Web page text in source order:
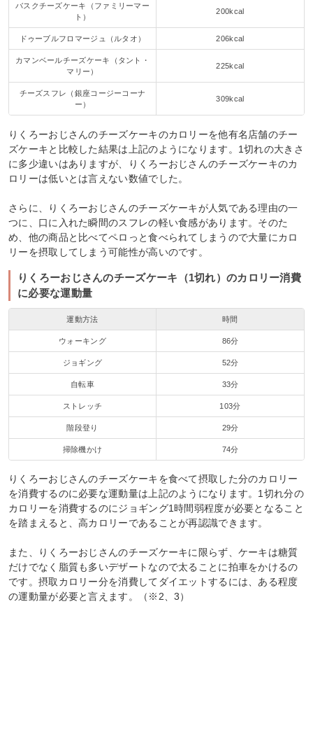
バスクチーズケーキ（ファミリーマー
ト）
200kcal
ドゥーブルフロマージュ（ルタオ） 206kcal
カマンベールチーズケーキ（タント・
マリー）
225kcal
チーズスフレ（銀座コージーコーナ
ー）
309kcal
りくろーおじさんのチーズケーキのカロリーを他有名店舗のチー
ズケーキと比較した結果は上記のようになります。1切れの大きさ
に多少違いはありますが、りくろーおじさんのチーズケーキのカ
ロリーは低いとは言えない数値でした。
さらに、りくろーおじさんのチーズケーキが人気である理由の一
つに、口に入れた瞬間のスフレの軽い食感があります。そのた
め、他の商品と比べてペロっと食べられてしまうので大量にカロ
リーを摂取してしまう可能性が高いのです。
りくろーおじさんのチーズケーキ（1切れ）のカロリー消費
に必要な運動量
運動方法 時間
ウォーキング 86分
ジョギング 52分
自転車 33分
ストレッチ 103分
階段登り 29分
掃除機かけ 74分
りくろーおじさんのチーズケーキを食べて摂取した分のカロリー
を消費するのに必要な運動量は上記のようになります。1切れ分の
カロリーを消費するのにジョギング1時間弱程度が必要となること
を踏まえると、高カロリーであることが再認識できます。
また、りくろーおじさんのチーズケーキに限らず、ケーキは糖質
だけでなく脂質も多いデザートなので太ることに拍車をかけるの
です。摂取カロリー分を消費してダイエットするには、ある程度
の運動量が必要と言えます。（※2、3）